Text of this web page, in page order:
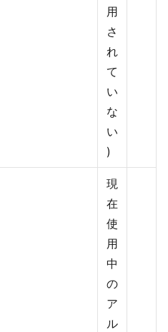
用
さ
れ
て
い
な
い
)
現
在
使
用
中
の
ア
ル